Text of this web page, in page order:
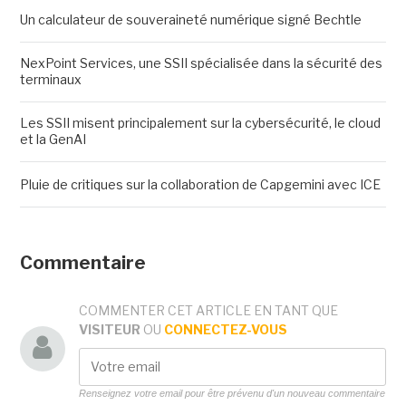
Un calculateur de souveraineté numérique signé Bechtle
NexPoint Services, une SSII spécialisée dans la sécurité des
terminaux
Les SSII misent principalement sur la cybersécurité, le cloud
et la GenAI
Pluie de critiques sur la collaboration de Capgemini avec ICE
Commentaire
COMMENTER CET ARTICLE EN TANT QUE
VISITEUR OU CONNECTEZ-VOUS
Renseignez votre email pour être prévenu d'un nouveau commentaire